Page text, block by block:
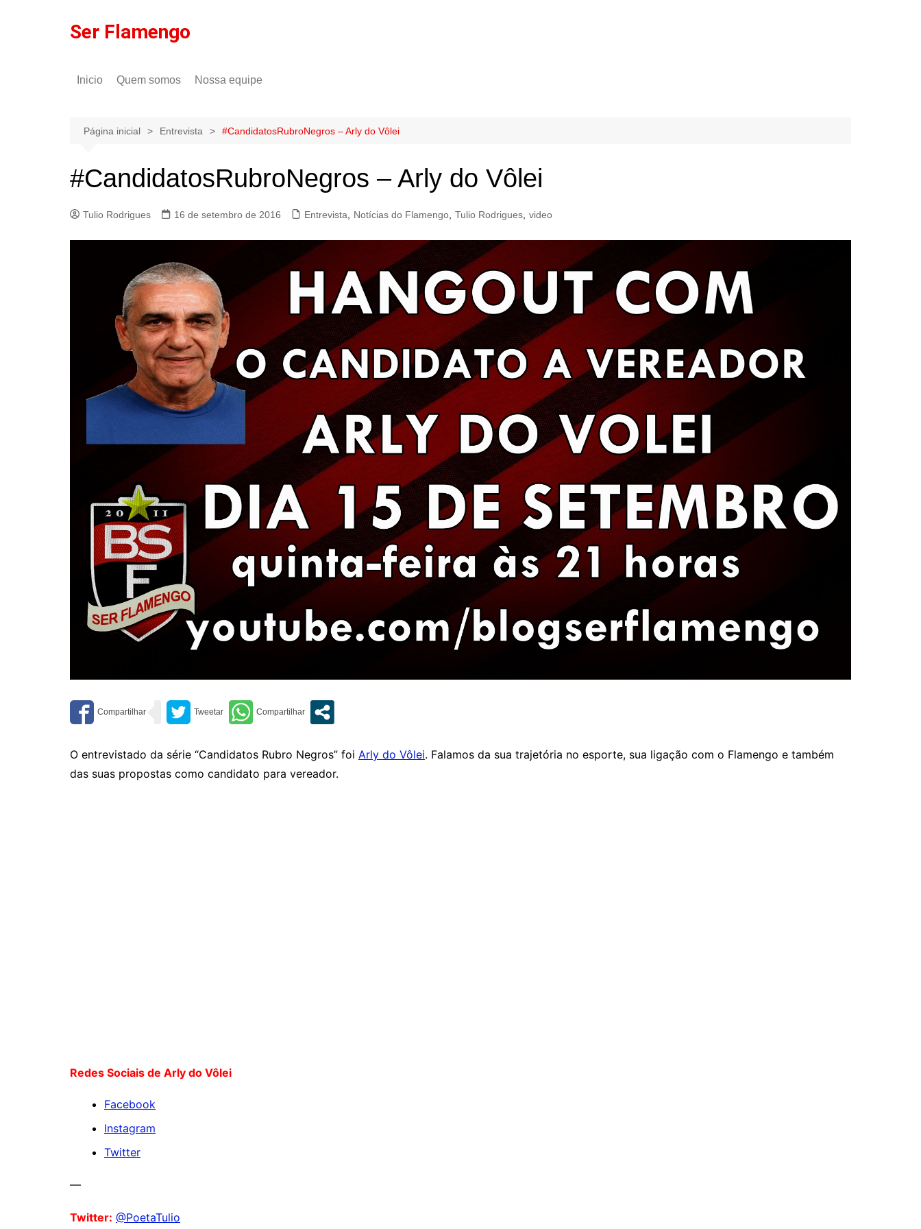
Ser Flamengo
Inicio Quem somos
Política de privacidade
Nossa equipe
Gilson Lima
Página inicial Entrevista #CandidatosRubroNegros – Arly do Vôlei
#CandidatosRubroNegros – Arly do Vôlei
Tulio Rodrigues 16 de setembro de 2016 Entrevista Notícias do Flamengo Tulio Rodrigues video
O entrevistado da série “Candidatos Rubro Negros” foi Arly do Vôlei. Falamos da sua trajetória no esporte, sua ligação com o Flamengo e também
das suas propostas como candidato para vereador.
Redes Sociais de Arly do Vôlei
Facebook
Instagram
Twitter
—
Twitter: @PoetaTulio